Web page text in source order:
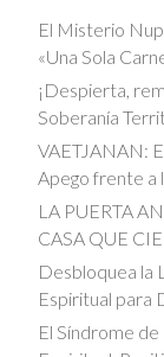
El Misterio
«Una Sola
¡Despierta,
Soberanía
VAETJANAN:
Apego frente a
LA PUERTA
CASA QUE
Desbloquea la
Espiritual para
El Síndrome